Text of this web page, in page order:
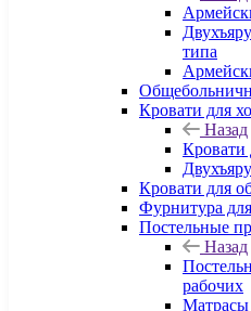
типа
Кровати для
Назад
Кровати
Кровати для
Фурнитура
Постельные
Назад
рабочих
Матрасы